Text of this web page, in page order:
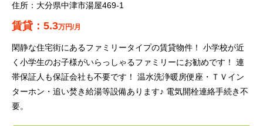
大分県中津市湯屋469-1
5.3万円/月
閑静な住宅街にあるファミリータイプの賃貸物件！ 小学校が近
く小学生のお子様がいらっしゃるファミリーにお勧めです！ 連
帯保証人も保証会社も不要です！ 温水洗浄暖房便座・ＴＶイン
ターホン・追い焚き給湯等設備あります♪ 電気開栓連絡手続き不
要。